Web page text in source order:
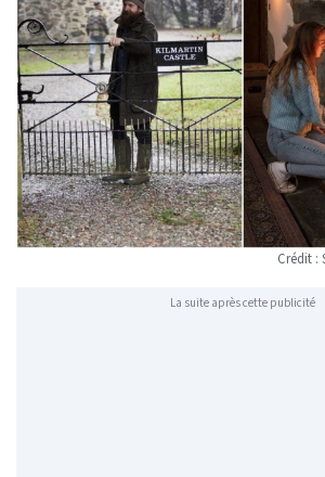
Crédit :
La suite après cette publicité